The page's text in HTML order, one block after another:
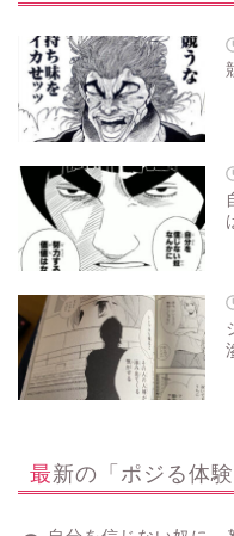
最新の「ポジる体験